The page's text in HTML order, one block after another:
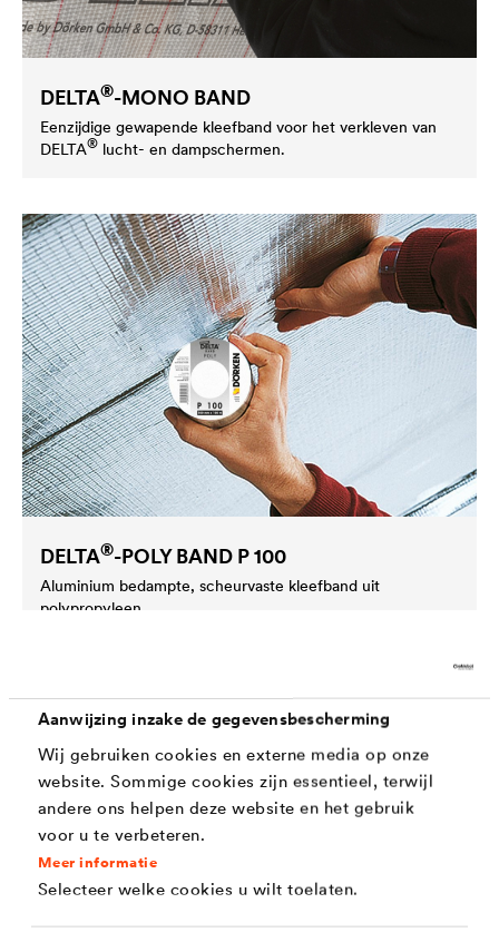
Aanwijzing inzake de gegevensbescherming
Wij gebruiken cookies en externe media op onze
website. Sommige cookies zijn essentieel, terwijl
andere ons helpen deze website en het gebruik
voor u te verbeteren.
Meer informatie
Selecteer welke cookies u wilt toelaten.
DELTA®-MONO BAND
Eenzijdige gewapende kleefband voor het verkleven van
DELTA® lucht- en dampschermen.
DELTA®-POLY BAND P 100
Aluminium bedampte, scheurvaste kleefband uit
polypropyleen.